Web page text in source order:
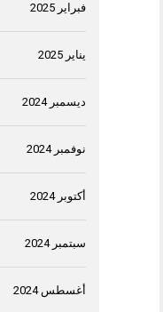
فبراير 2025
يناير 2025
ديسمبر 2024
نوفمبر 2024
أكتوبر 2024
سبتمبر 2024
أغسطس 2024